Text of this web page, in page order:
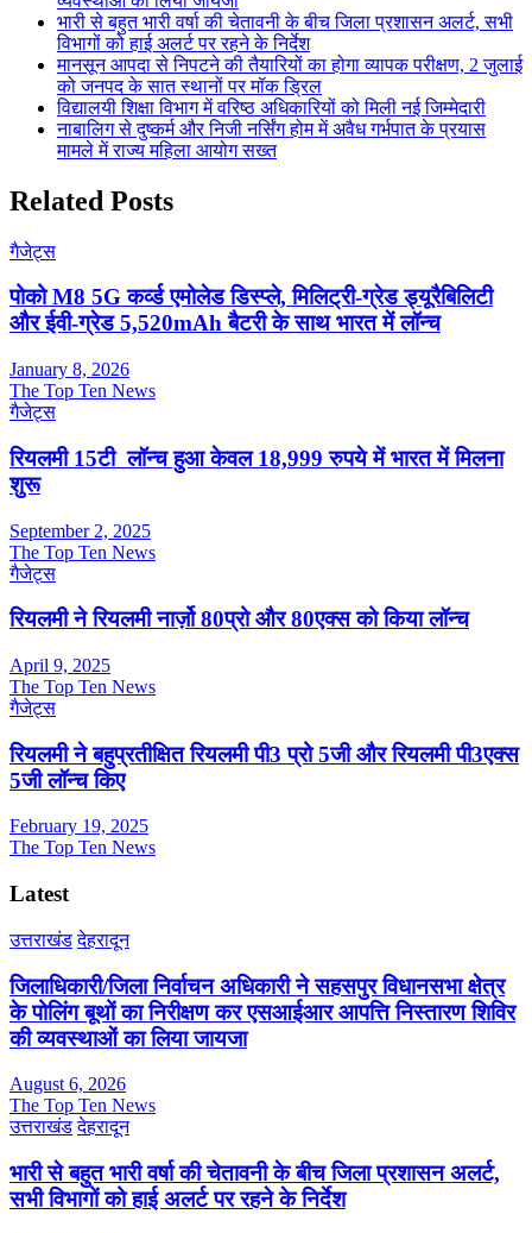
भारी से बहुत भारी वर्षा की चेतावनी के बीच जिला प्रशासन अलर्ट, सभी
विभागों को हाई अलर्ट पर रहने के निर्देश
मानसून आपदा से निपटने की तैयारियों का होगा व्यापक परीक्षण, 2 जुलाई
को जनपद के सात स्थानों पर मॉक ड्रिल
विद्यालयी शिक्षा विभाग में वरिष्ठ अधिकारियों को मिली नई जिम्मेदारी
नाबालिग से दुष्कर्म और निजी नर्सिंग होम में अवैध गर्भपात के प्रयास
मामले में राज्य महिला आयोग सख्त
Related Posts
गैजेट्स
पोको M8 5G कर्व्‍ड एमोलेड डिस्‍प्‍ले, मिलिट्री-ग्रेड ड्यूरैबिलिटी
और ईवी-ग्रेड 5,520mAh बैटरी के साथ भारत में लॉन्‍च
January 8, 2026
The Top Ten News
गैजेट्स
रियलमी 15टी लॉन्च हुआ केवल 18,999 रुपये में भारत में मिलना
शुरू
September 2, 2025
The Top Ten News
गैजेट्स
रियलमी ने रियलमी नार्ज़ो 80प्रो और 80एक्स को किया लॉन्च
April 9, 2025
The Top Ten News
गैजेट्स
रियलमी ने बहुप्रतीक्षित रियलमी पी3 प्रो 5जी और रियलमी पी3एक्स
5जी लॉन्च किए
February 19, 2025
The Top Ten News
Latest
उत्तराखंड देहरादून
जिलाधिकारी/जिला निर्वाचन अधिकारी ने सहसपुर विधानसभा क्षेत्र
के पोलिंग बूथों का निरीक्षण कर एसआईआर आपत्ति निस्तारण शिविर
की व्यवस्थाओं का लिया जायजा
August 6, 2026
The Top Ten News
उत्तराखंड देहरादून
भारी से बहुत भारी वर्षा की चेतावनी के बीच जिला प्रशासन अलर्ट,
सभी विभागों को हाई अलर्ट पर रहने के निर्देश